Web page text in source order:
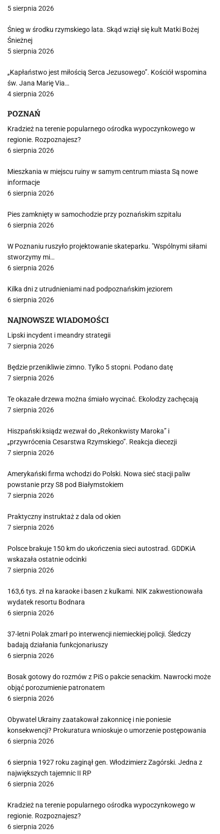
5 sierpnia 2026
Śnieg w środku rzymskiego lata. Skąd wziął się kult Matki Bożej
Śnieżnej
5 sierpnia 2026
„Kapłaństwo jest miłością Serca Jezusowego”. Kościół wspomina
św. Jana Marię Via…
4 sierpnia 2026
POZNAŃ
Kradzież na terenie popularnego ośrodka wypoczynkowego w
regionie. Rozpoznajesz?
6 sierpnia 2026
Mieszkania w miejscu ruiny w samym centrum miasta Są nowe
informacje
6 sierpnia 2026
Pies zamknięty w samochodzie przy poznańskim szpitalu
6 sierpnia 2026
W Poznaniu ruszyło projektowanie skateparku. "Wspólnymi siłami
stworzymy mi…
6 sierpnia 2026
Kilka dni z utrudnieniami nad podpoznańskim jeziorem
6 sierpnia 2026
NAJNOWSZE WIADOMOŚCI
Lipski incydent i meandry strategii
7 sierpnia 2026
Będzie przenikliwie zimno. Tylko 5 stopni. Podano datę
7 sierpnia 2026
Te okazałe drzewa można śmiało wycinać. Ekolodzy zachęcają
7 sierpnia 2026
Hiszpański ksiądz wezwał do „Rekonkwisty Maroka” i
„przywrócenia Cesarstwa Rzymskiego”. Reakcja diecezji
7 sierpnia 2026
Amerykański firma wchodzi do Polski. Nowa sieć stacji paliw
powstanie przy S8 pod Białymstokiem
7 sierpnia 2026
Praktyczny instruktaż z dala od okien
7 sierpnia 2026
Polsce brakuje 150 km do ukończenia sieci autostrad. GDDKiA
wskazała ostatnie odcinki
7 sierpnia 2026
163,6 tys. zł na karaoke i basen z kulkami. NIK zakwestionowała
wydatek resortu Bodnara
6 sierpnia 2026
37-letni Polak zmarł po interwencji niemieckiej policji. Śledczy
badają działania funkcjonariuszy
6 sierpnia 2026
Bosak gotowy do rozmów z PiS o pakcie senackim. Nawrocki może
objąć porozumienie patronatem
6 sierpnia 2026
Obywatel Ukrainy zaatakował zakonnicę i nie poniesie
konsekwencji? Prokuratura wnioskuje o umorzenie postępowania
6 sierpnia 2026
6 sierpnia 1927 roku zaginął gen. Włodzimierz Zagórski. Jedna z
największych tajemnic II RP
6 sierpnia 2026
Kradzież na terenie popularnego ośrodka wypoczynkowego w
regionie. Rozpoznajesz?
6 sierpnia 2026